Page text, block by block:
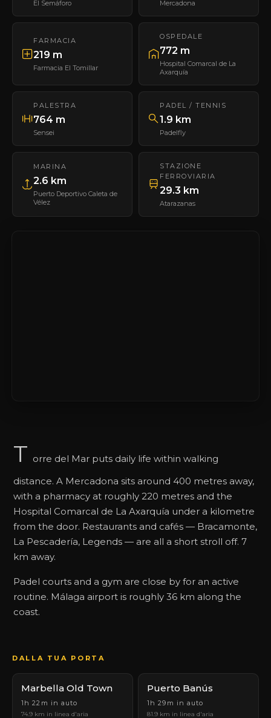
El Semáforo Mercadona
FARMACIA
219 m
Farmacia El Tomillar
OSPEDALE
772 m
Hospital Comarcal de La
Axarquía
PALESTRA
764 m
Sensei
PADEL / TENNIS
1.9 km
Padelfly
MARINA
2.6 km
Puerto Deportivo Caleta de
Vélez
STAZIONE
FERROVIARIA
29.3 km
Atarazanas
T orre del Mar puts daily life within walking
distance. A Mercadona sits around 400 metres away,
with a pharmacy at roughly 220 metres and the
Hospital Comarcal de La Axarquía under a kilometre
from the door. Restaurants and cafés — Bracamonte,
La Pescadería, Legends — are all a short stroll off. 7
km away.
Padel courts and a gym are close by for an active
routine. Málaga airport is roughly 36 km along the
coast.
DALLA TUA PORTA
Marbella Old Town
1h 22m in auto
74.9 km in linea d'aria
Puerto Banús
1h 29m in auto
81.9 km in linea d'aria